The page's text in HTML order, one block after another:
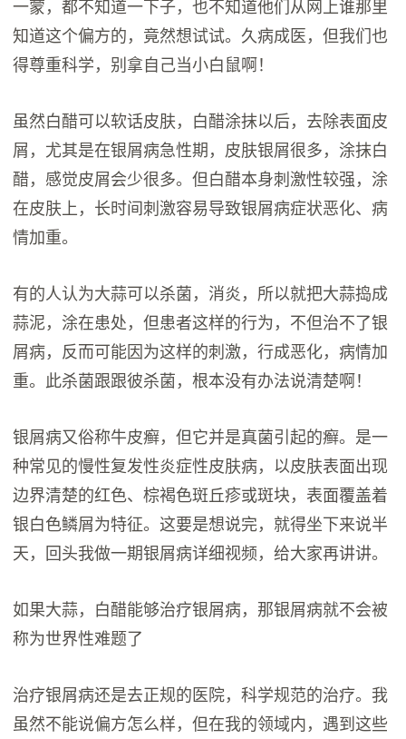
一蒙，都不知道一下子，也不知道他们从网上谁那里
知道这个偏方的，竟然想试试。久病成医，但我们也
得尊重科学，别拿自己当小白鼠啊！
虽然白醋可以软话皮肤，白醋涂抹以后，去除表面皮
屑，尤其是在银屑病急性期，皮肤银屑很多，涂抹白
醋，感觉皮屑会少很多。但白醋本身刺激性较强，涂
在皮肤上，长时间刺激容易导致银屑病症状恶化、病
情加重。
有的人认为大蒜可以杀菌，消炎，所以就把大蒜捣成
蒜泥，涂在患处，但患者这样的行为，不但治不了银
屑病，反而可能因为这样的刺激，行成恶化，病情加
重。此杀菌跟跟彼杀菌，根本没有办法说清楚啊！
银屑病又俗称牛皮癣，但它并是真菌引起的癣。是一
种常见的慢性复发性炎症性皮肤病，以皮肤表面出现
边界清楚的红色、棕褐色斑丘疹或斑块，表面覆盖着
银白色鳞屑为特征。这要是想说完，就得坐下来说半
天，回头我做一期银屑病详细视频，给大家再讲讲。
如果大蒜，白醋能够治疗银屑病，那银屑病就不会被
称为世界性难题了
治疗银屑病还是去正规的医院，科学规范的治疗。我
虽然不能说偏方怎么样，但在我的领域内，遇到这些